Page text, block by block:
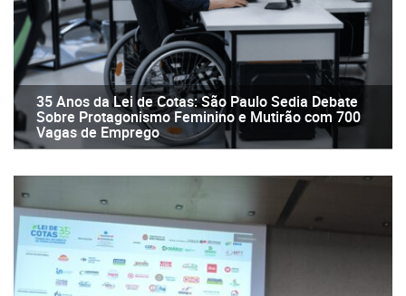
35 Anos da Lei de Cotas: São Paulo Sedia Debate
Sobre Protagonismo Feminino e Mutirão com 700
Vagas de Emprego